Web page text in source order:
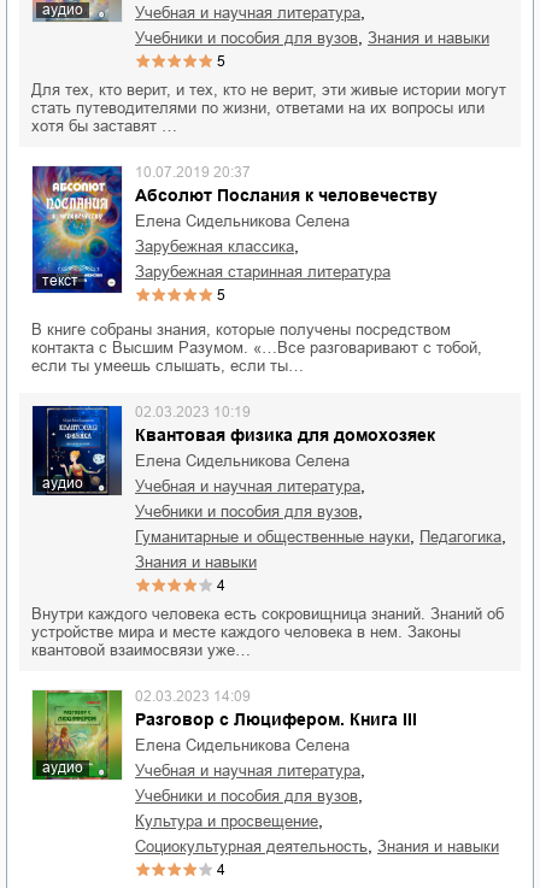
аудио
учебная и научная литература
учебники и пособия для вузов знания и навыки
5
Для тех, кто верит, и тех, кто не верит, эти живые истории могут
стать путеводителями по жизни, ответами на их вопросы или
хотя бы заставят …
текст
Абсолют Послания к человечеству
10.07.2019 20:37
Елена Сидельникова Селена
зарубежная классика
зарубежная старинная литература
5
В книге собраны знания, которые получены посредством
контакта с Высшим Разумом. «…Все разговаривают с тобой,
если ты умеешь слышать, если ты…
аудио
Квантовая физика для домохозяек
02.03.2023 10:19
Елена Сидельникова Селена
учебная и научная литература
учебники и пособия для вузов
гуманитарные и общественные науки педагогика
знания и навыки
4
Внутри каждого человека есть сокровищница знаний. Знаний об
устройстве мира и месте каждого человека в нем. Законы
квантовой взаимосвязи уже…
аудио
Разговор с Люцифером. Книга III
02.03.2023 14:09
Елена Сидельникова Селена
учебная и научная литература
учебники и пособия для вузов
культура и просвещение
социокультурная деятельность знания и навыки
4